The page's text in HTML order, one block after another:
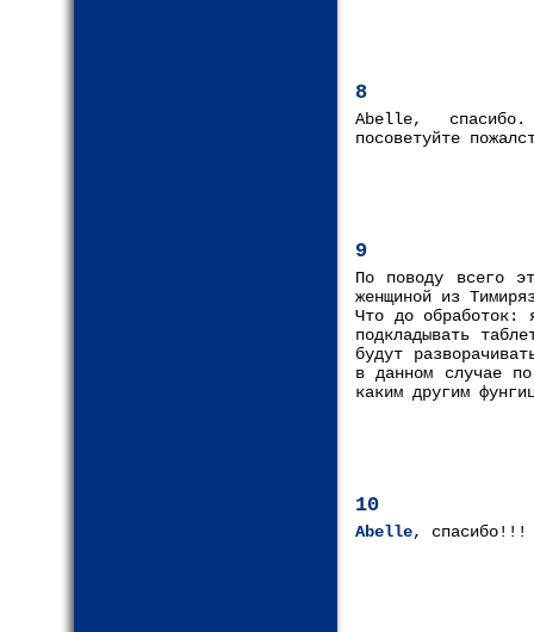
8
Abelle, спасибо.
посоветуйте
9
По поводу всего
женщиной из
Что до обработок:
подкладывать
будут
в данном случае
каким другим
10
Abelle, спасибо!!!